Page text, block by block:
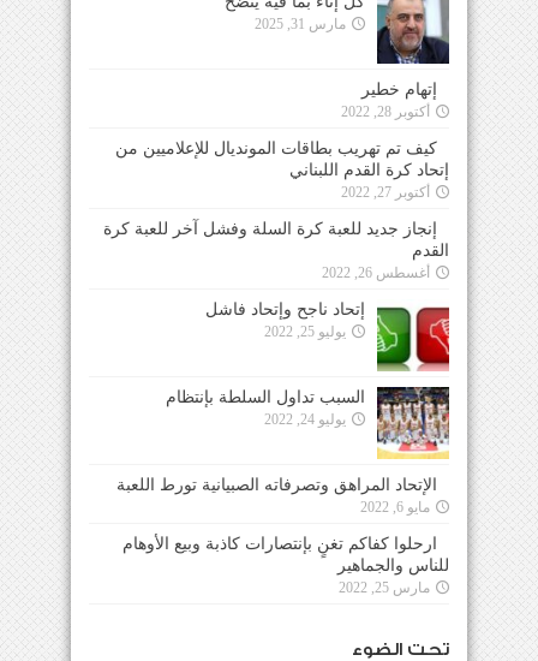
مارس 31, 2025
إتهام خطير
أكتوبر 28, 2022
كيف تم تهريب بطاقات المونديال للإعلاميين من
إتحاد كرة القدم اللبناني
أكتوبر 27, 2022
إنجاز جديد للعبة كرة السلة وفشل آخر للعبة كرة
القدم
أغسطس 26, 2022
إتحاد ناجح وإتحاد فاشل
يوليو 25, 2022
السبب تداول السلطة بإنتظام
يوليو 24, 2022
الإتحاد المراهق وتصرفاته الصبيانية تورط اللعبة
مايو 6, 2022
ارحلوا كفاكم تغنٍ بإنتصارات كاذبة وبيع الأوهام
للناس والجماهير
مارس 25, 2022
تحت الضوء